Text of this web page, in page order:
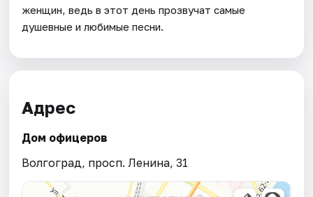
женщин, ведь в этот день прозвучат самые
душевные и любимые песни.
Адрес
Дом офицеров
Волгоград, просп. Ленина, 31